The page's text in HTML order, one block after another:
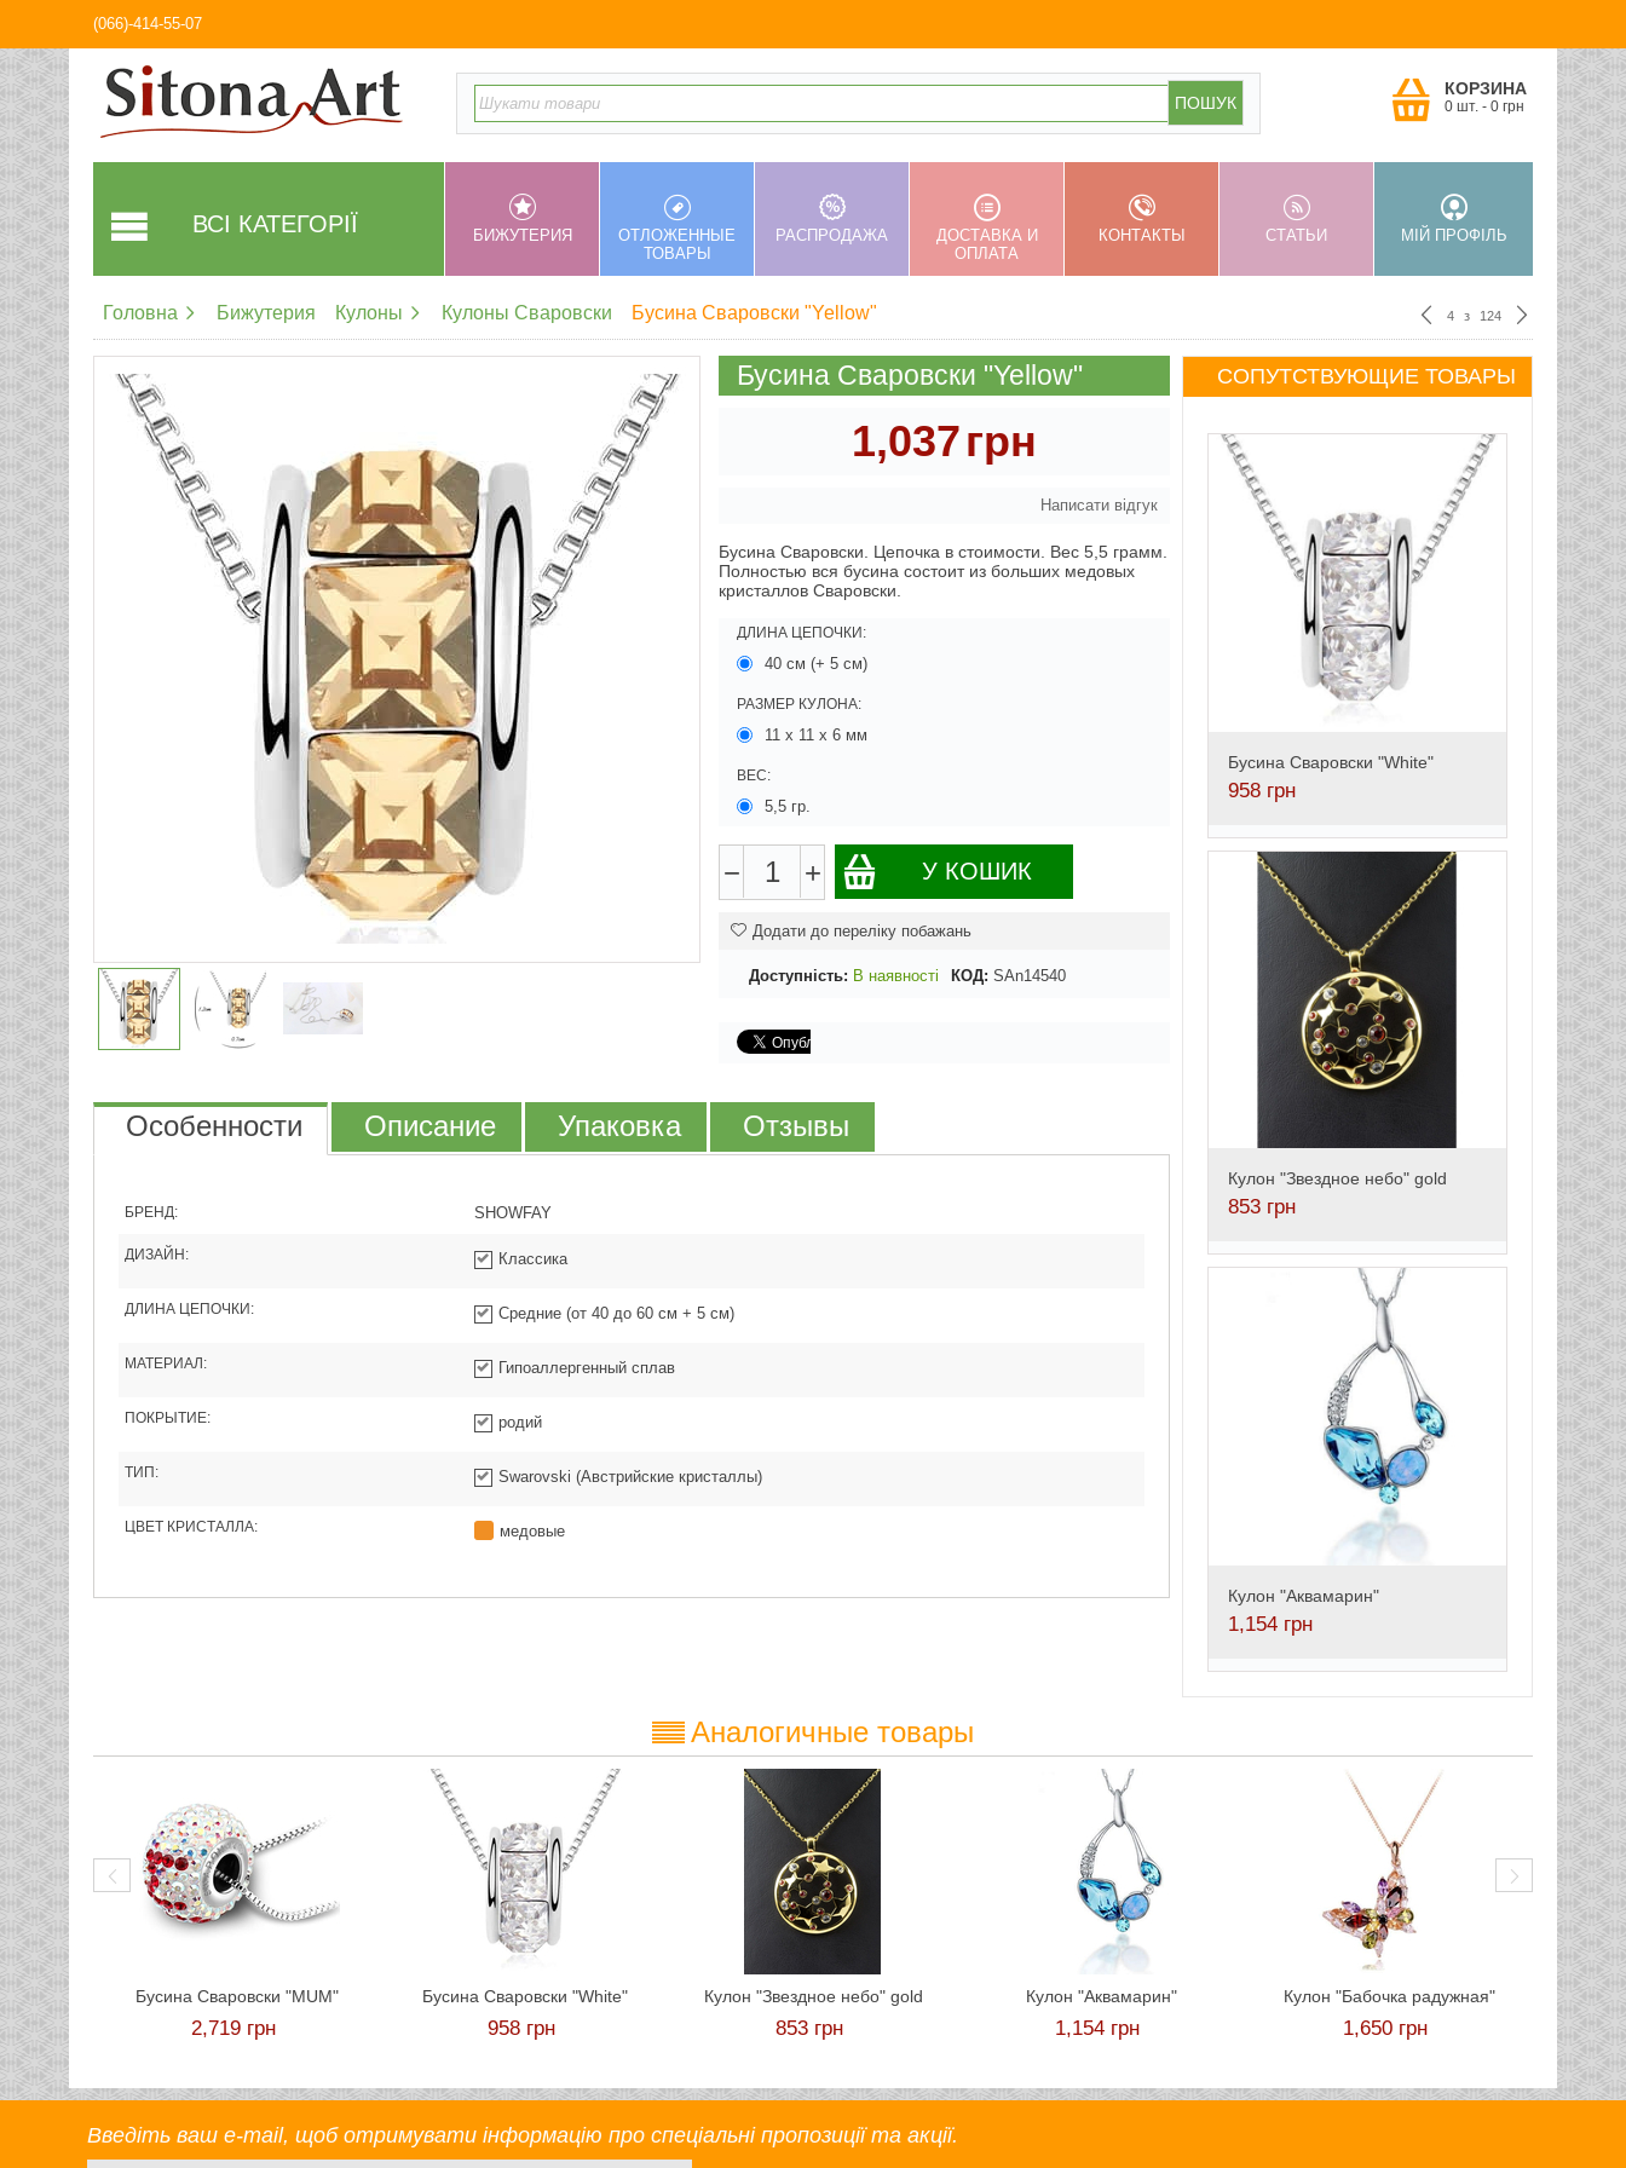
(066)-414-55-07
КОРЗИНА
0 шт. - 0 грн
ВСІ КАТЕГОРІЇ БИЖУТЕРИЯ
ОТЛОЖЕННЫЕ
ТОВАРЫ
РАСПРОДАЖА
ДОСТАВКА И
ОПЛАТА
КОНТАКТЫ СТАТЬИ МІЙ ПРОФІЛЬ
Головна Бижутерия Кулоны Кулоны Сваровски Бусина Сваровски "Yellow" 4 з 124
Бусина Сваровски "Yellow"
1,037грн
Написати відгук
Бусина Сваровски. Цепочка в стоимости. Вес 5,5 грамм.
Полностью вся бусина состоит из больших медовых
кристаллов Сваровски.
ДЛИНА ЦЕПОЧКИ:
40 см (+ 5 см)
РАЗМЕР КУЛОНА:
11 х 11 х 6 мм
ВЕС:
5,5 гр.
− + У КОШИК
Додати до переліку побажань
Доступність: В наявності КОД: SAn14540
Особенности Описание Упаковка Отзывы
БРЕНД: SHOWFAY
ДИЗАЙН: Классика
ДЛИНА ЦЕПОЧКИ: Средние (от 40 до 60 см + 5 см)
МАТЕРИАЛ: Гипоаллергенный сплав
ПОКРЫТИЕ: родий
ТИП: Swarovski (Австрийские кристаллы)
ЦВЕТ КРИСТАЛЛА: медовые
СОПУТСТВУЮЩИЕ ТОВАРЫ
Бусина Сваровски "White"
958 грн
Кулон "Звездное небо" gold
853 грн
Кулон "Аквамарин"
1,154 грн
Аналогичные товары
Бусина Сваровски "MUM"
2,719 грн
Бусина Сваровски "White"
958 грн
Кулон "Звездное небо" gold
853 грн
Кулон "Аквамарин"
1,154 грн
Кулон "Бабочка радужная"
1,650 грн
Введіть ваш e-mail, щоб отримувати інформацію про спеціальні пропозиції та акції.